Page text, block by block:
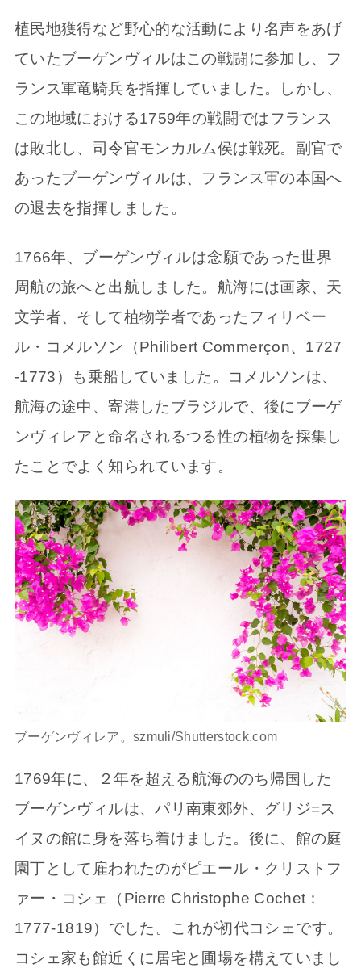
植民地獲得など野心的な活動により名声をあげ
ていたブーゲンヴィルはこの戦闘に参加し、フ
ランス軍竜騎兵を指揮していました。しかし、
この地域における1759年の戦闘ではフランス
は敗北し、司令官モンカルム侯は戦死。副官で
あったブーゲンヴィルは、フランス軍の本国へ
の退去を指揮しました。
1766年、ブーゲンヴィルは念願であった世界
周航の旅へと出航しました。航海には画家、天
文学者、そして植物学者であったフィリベー
ル・コメルソン（Philibert Commerçon、1727
-1773）も乗船していました。コメルソンは、
航海の途中、寄港したブラジルで、後にブーゲ
ンヴィレアと命名されるつる性の植物を採集し
たことでよく知られています。
ブーゲンヴィレア。szmuli/Shutterstock.com
1769年に、２年を超える航海ののち帰国した
ブーゲンヴィルは、パリ南東郊外、グリジ=ス
イヌの館に身を落ち着けました。後に、館の庭
園丁として雇われたのがピエール・クリストフ
ァー・コシェ（Pierre Christophe Cochet：
1777-1819）でした。これが初代コシェです。
コシェ家も館近くに居宅と圃場を構えていまし